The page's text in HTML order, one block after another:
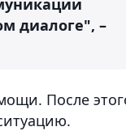
диалоге", –
После